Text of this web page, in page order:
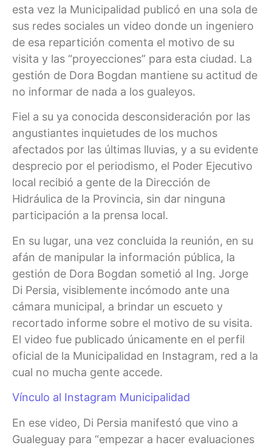
esta vez la Municipalidad publicó en una sola de
sus redes sociales un video donde un ingeniero
de esa repartición comenta el motivo de su
visita y las “proyecciones” para esta ciudad. La
gestión de Dora Bogdan mantiene su actitud de
no informar de nada a los gualeyos.
Fiel a su ya conocida desconsideración por las
angustiantes inquietudes de los muchos
afectados por las últimas lluvias, y a su evidente
desprecio por el periodismo, el Poder Ejecutivo
local recibió a gente de la Dirección de
Hidráulica de la Provincia, sin dar ninguna
participación a la prensa local.
En su lugar, una vez concluida la reunión, en su
afán de manipular la información pública, la
gestión de Dora Bogdan sometió al Ing. Jorge
Di Persia, visiblemente incómodo ante una
cámara municipal, a brindar un escueto y
recortado informe sobre el motivo de su visita.
El video fue publicado únicamente en el perfil
oficial de la Municipalidad en Instagram, red a la
cual no mucha gente accede.
Vínculo al Instagram Municipalidad
En ese video, Di Persia manifestó que vino a
Gualeguay para “empezar a hacer evaluaciones